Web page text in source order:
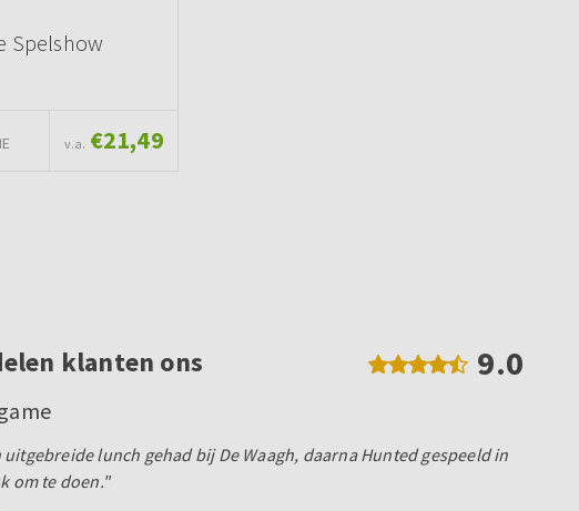
Spelshow
v.a. €21,49
klanten ons 9.0
uitgebreide lunch gehad bij De Waagh, daarna Hunted gespeeld in
om te doen."